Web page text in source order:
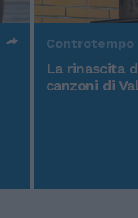
Controtempo
La rinascita
canzoni di